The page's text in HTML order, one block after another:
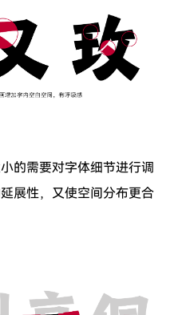
的需要对字体细节进行调
展性，又使空间分布更合